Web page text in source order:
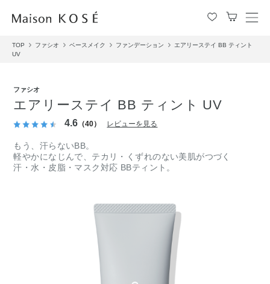
メ
TOP ファシオ ベースメイク ファンデーション
エアリーステイ BB ティント
UV
ファシオ
エアリーステイ BB ティント UV
4.6 （40） レビューを見る
もう、汗らないBB。
軽やかになじんで、テカリ・くずれのない美肌がつづく
汗・水・皮脂・マスク対応 BBティント。